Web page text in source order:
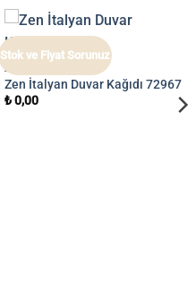
Stok ve Fiyat Sorunuz
ZEN
Zen İtalyan Duvar Kağıdı 72967
₺0,00